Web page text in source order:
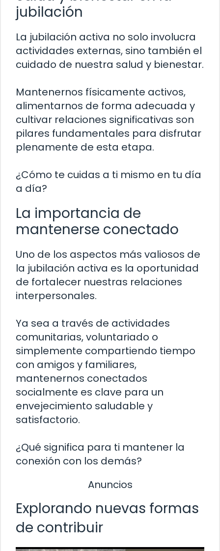
jubilación
La jubilación activa no solo involucra
actividades externas, sino también el
cuidado de nuestra salud y bienestar.
Mantenernos físicamente activos,
alimentarnos de forma adecuada y
cultivar relaciones significativas son
pilares fundamentales para disfrutar
plenamente de esta etapa.
¿Cómo te cuidas a ti mismo en tu día
a día?
La importancia de
mantenerse conectado
Uno de los aspectos más valiosos de
la jubilación activa es la oportunidad
de fortalecer nuestras relaciones
interpersonales.
Ya sea a través de actividades
comunitarias, voluntariado o
simplemente compartiendo tiempo
con amigos y familiares,
mantenernos conectados
socialmente es clave para un
envejecimiento saludable y
satisfactorio.
¿Qué significa para ti mantener la
conexión con los demás?
Anuncios
Explorando nuevas formas
de contribuir